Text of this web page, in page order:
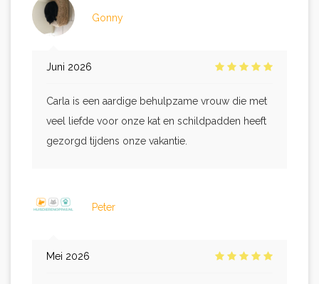
Gonny
Juni 2026
Carla is een aardige behulpzame vrouw die met
veel liefde voor onze kat en schildpadden heeft
gezorgd tijdens onze vakantie.
Peter
Mei 2026